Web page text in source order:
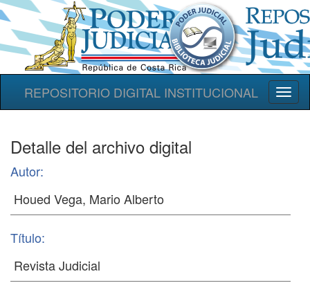
REPOSITORIO DIGITAL INSTITUCIONAL
Detalle del archivo digital
Autor:
Título: